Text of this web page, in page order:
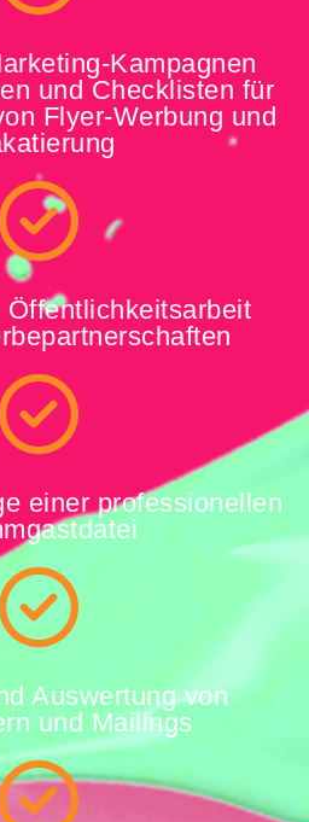
Kampagnen
und Checklisten für
Flyer-Werbung und
einer professionellen
Auswertung von
und Mailings